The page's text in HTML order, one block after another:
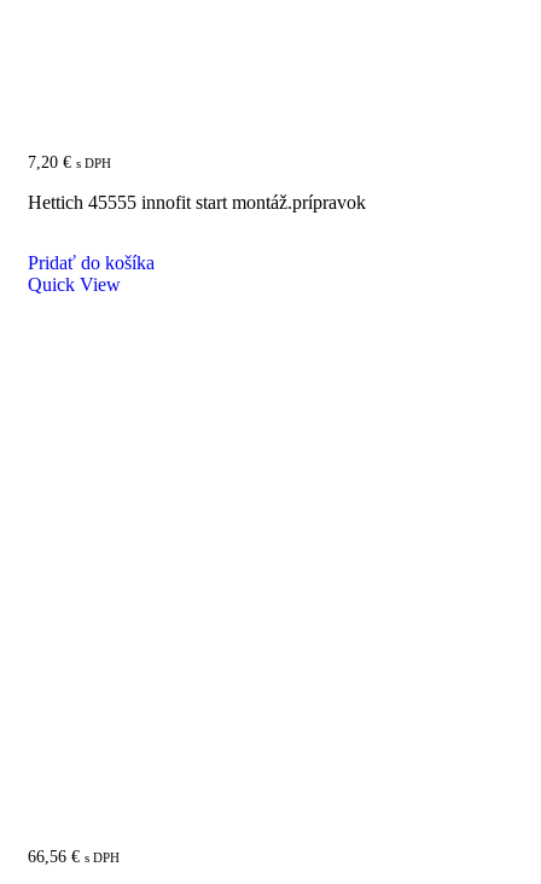
7,20 € s DPH
Hettich 45555 innofit start montáž.prípravok
Pridať do košíka
Quick View
66,56 € s DPH